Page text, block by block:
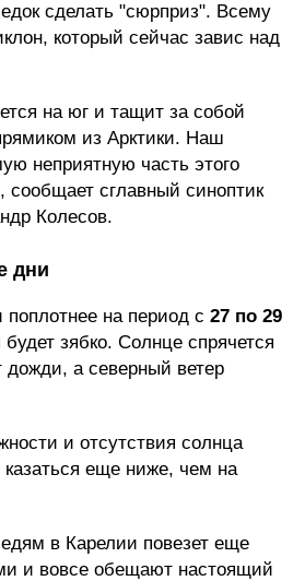
сделать "сюрприз". Всему
который сейчас завис над
на юг и тащит за собой
из Арктики. Наш
неприятную часть этого
сглавный синоптик
Колесов.
дни
поплотнее на период с 27 по 29
зябко. Солнце спрячется
дожди, а северный ветер
и отсутствия солнца
казаться еще ниже, чем на
в Карелии повезет еще
и вовсе обещают настоящий